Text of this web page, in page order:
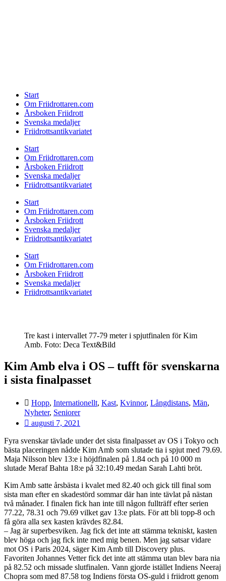
Start
Om Friidrottaren.com
Årsboken Friidrott
Svenska medaljer
Friidrottsantikvariatet
Start
Om Friidrottaren.com
Årsboken Friidrott
Svenska medaljer
Friidrottsantikvariatet
Start
Om Friidrottaren.com
Årsboken Friidrott
Svenska medaljer
Friidrottsantikvariatet
Start
Om Friidrottaren.com
Årsboken Friidrott
Svenska medaljer
Friidrottsantikvariatet
Tre kast i intervallet 77-79 meter i spjutfinalen för Kim
Amb. Foto: Deca Text&Bild
Kim Amb elva i OS – tufft för svenskarna
i sista finalpasset
Hopp, Internationellt, Kast, Kvinnor, Långdistans, Män,
Nyheter, Seniorer
augusti 7, 2021
Fyra svenskar tävlade under det sista finalpasset av OS i Tokyo och
bästa placeringen nådde Kim Amb som slutade tia i spjut med 79.69.
Maja Nilsson blev 13:e i höjdfinalen på 1.84 och på 10 000 m
slutade Meraf Bahta 18:e på 32:10.49 medan Sarah Lahti bröt.
Kim Amb satte årsbästa i kvalet med 82.40 och gick till final som
sista man efter en skadestörd sommar där han inte tävlat på nästan
två månader. I finalen fick han inte till någon fullträff efter serien
77.22, 78.31 och 79.69 vilket gav 13:e plats. För att bli topp-8 och
få göra alla sex kasten krävdes 82.84.
– Jag är superbesviken. Jag fick det inte att stämma tekniskt, kasten
blev höga och jag fick inte med mig benen. Men jag satsar vidare
mot OS i Paris 2024, säger Kim Amb till Discovery plus.
Favoriten Johannes Vetter fick det inte att stämma utan blev bara nia
på 82.52 och missade slutfinalen. Vann gjorde istället Indiens Neeraj
Chopra som med 87.58 tog Indiens första OS-guld i friidrott genom